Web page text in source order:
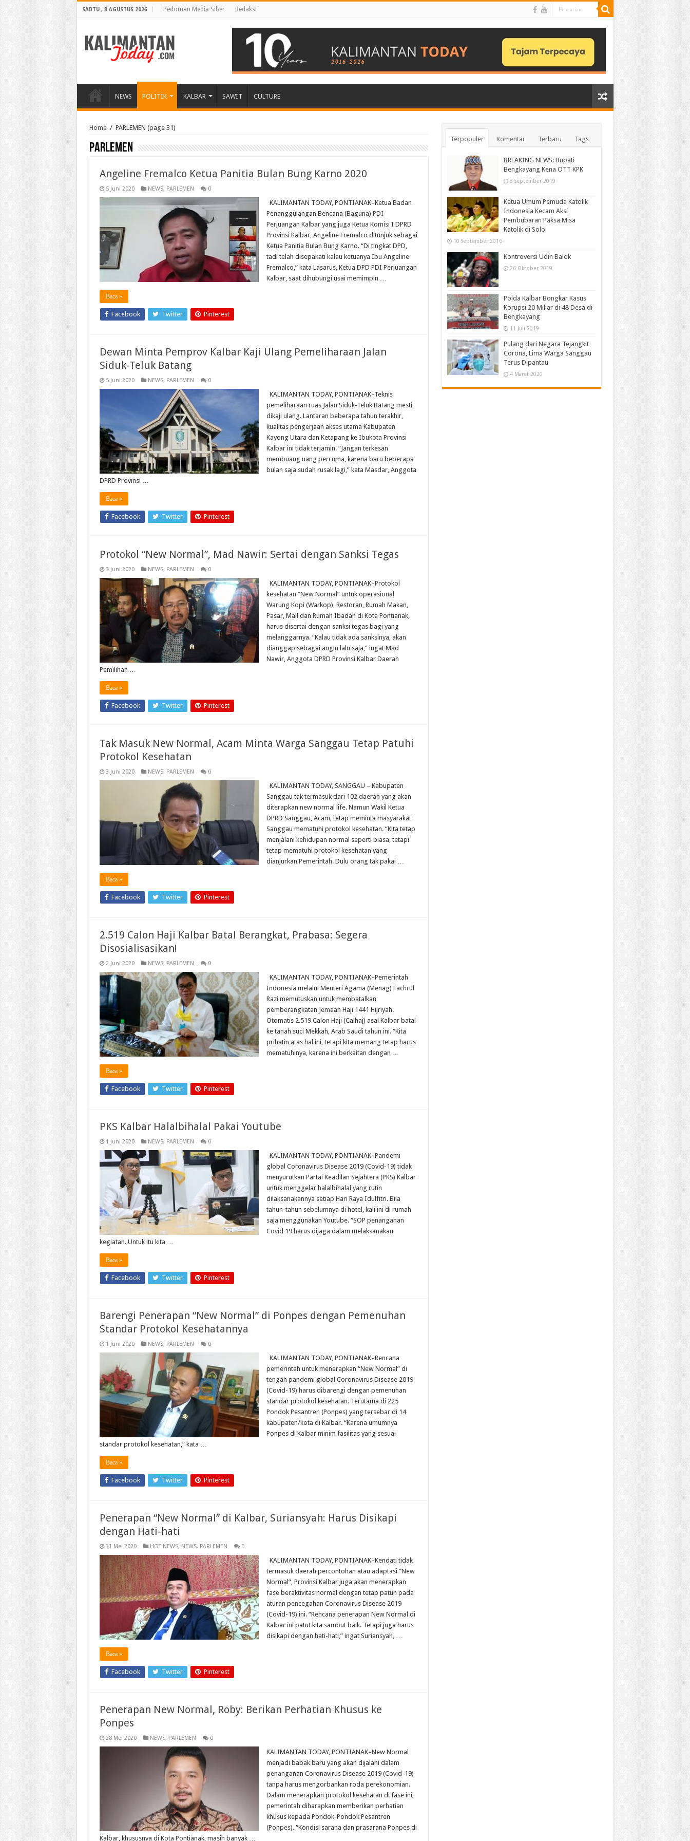
SABTU , 8 AGUSTUS 2026 Pedoman Media Siber Redaksi
NEWS POLITIK KALBAR SAWIT CULTURE
Home / PARLEMEN (page 31)
PARLEMEN
Angeline Fremalco Ketua Panitia Bulan Bung Karno 2020
5 Juni 2020 NEWS, PARLEMEN 0
KALIMANTAN TODAY, PONTIANAK–Ketua Badan
Penanggulangan Bencana (Baguna) PDI
Perjuangan Kalbar yang juga Ketua Komisi I DPRD
Provinsi Kalbar, Angeline Fremalco ditunjuk sebagai
Ketua Panitia Bulan Bung Karno. “Di tingkat DPD,
tadi telah disepakati kalau ketuanya Ibu Angeline
Fremalco,” kata Lasarus, Ketua DPD PDI Perjuangan
Kalbar, saat dihubungi usai memimpin …
Baca »
Facebook Twitter Pinterest
Dewan Minta Pemprov Kalbar Kaji Ulang Pemeliharaan Jalan
Siduk-Teluk Batang
5 Juni 2020 NEWS, PARLEMEN 0
KALIMANTAN TODAY, PONTIANAK–Teknis
pemeliharaan ruas Jalan Siduk-Teluk Batang mesti
dikaji ulang. Lantaran beberapa tahun terakhir,
kualitas pengerjaan akses utama Kabupaten
Kayong Utara dan Ketapang ke Ibukota Provinsi
Kalbar ini tidak terjamin. “Jangan terkesan
membuang uang percuma, karena baru beberapa
bulan saja sudah rusak lagi,” kata Masdar, Anggota
DPRD Provinsi …
Baca »
Facebook Twitter Pinterest
Protokol “New Normal”, Mad Nawir: Sertai dengan Sanksi Tegas
3 Juni 2020 NEWS, PARLEMEN 0
KALIMANTAN TODAY, PONTIANAK–Protokol
kesehatan “New Normal” untuk operasional
Warung Kopi (Warkop), Restoran, Rumah Makan,
Pasar, Mall dan Rumah Ibadah di Kota Pontianak,
harus disertai dengan sanksi tegas bagi yang
melanggarnya. “Kalau tidak ada sanksinya, akan
dianggap sebagai angin lalu saja,” ingat Mad
Nawir, Anggota DPRD Provinsi Kalbar Daerah
Pemilihan …
Baca »
Facebook Twitter Pinterest
Tak Masuk New Normal, Acam Minta Warga Sanggau Tetap Patuhi
Protokol Kesehatan
3 Juni 2020 NEWS, PARLEMEN 0
KALIMANTAN TODAY, SANGGAU – Kabupaten
Sanggau tak termasuk dari 102 daerah yang akan
diterapkan new normal life. Namun Wakil Ketua
DPRD Sanggau, Acam, tetap meminta masyarakat
Sanggau mematuhi protokol kesehatan. “Kita tetap
menjalani kehidupan normal seperti biasa, tetapi
tetap mematuhi protokol kesehatan yang
dianjurkan Pemerintah. Dulu orang tak pakai …
Baca »
Facebook Twitter Pinterest
2.519 Calon Haji Kalbar Batal Berangkat, Prabasa: Segera
Disosialisasikan!
2 Juni 2020 NEWS, PARLEMEN 0
KALIMANTAN TODAY, PONTIANAK–Pemerintah
Indonesia melalui Menteri Agama (Menag) Fachrul
Razi memutuskan untuk membatalkan
pemberangkatan Jemaah Haji 1441 Hijriyah.
Otomatis 2.519 Calon Haji (Calhaj) asal Kalbar batal
ke tanah suci Mekkah, Arab Saudi tahun ini. “Kita
prihatin atas hal ini, tetapi kita memang tetap harus
mematuhinya, karena ini berkaitan dengan …
Baca »
Facebook Twitter Pinterest
PKS Kalbar Halalbihalal Pakai Youtube
1 Juni 2020 NEWS, PARLEMEN 0
KALIMANTAN TODAY, PONTIANAK–Pandemi
global Coronavirus Disease 2019 (Covid-19) tidak
menyurutkan Partai Keadilan Sejahtera (PKS) Kalbar
untuk menggelar halalbihalal yang rutin
dilaksanakannya setiap Hari Raya Idulfitri. Bila
tahun-tahun sebelumnya di hotel, kali ini di rumah
saja menggunakan Youtube. “SOP penanganan
Covid 19 harus dijaga dalam melaksanakan
kegiatan. Untuk itu kita …
Baca »
Facebook Twitter Pinterest
Barengi Penerapan “New Normal” di Ponpes dengan Pemenuhan
Standar Protokol Kesehatannya
1 Juni 2020 NEWS, PARLEMEN 0
KALIMANTAN TODAY, PONTIANAK–Rencana
pemerintah untuk menerapkan “New Normal” di
tengah pandemi global Coronavirus Disease 2019
(Covid-19) harus dibarengi dengan pemenuhan
standar protokol kesehatan. Terutama di 225
Pondok Pesantren (Ponpes) yang tersebar di 14
kabupaten/kota di Kalbar. “Karena umumnya
Ponpes di Kalbar minim fasilitas yang sesuai
standar protokol kesehatan,” kata …
Baca »
Facebook Twitter Pinterest
Penerapan “New Normal” di Kalbar, Suriansyah: Harus Disikapi
dengan Hati-hati
31 Mei 2020 HOT NEWS, NEWS, PARLEMEN 0
KALIMANTAN TODAY, PONTIANAK–Kendati tidak
termasuk daerah percontohan atau adaptasi “New
Normal”, Provinsi Kalbar juga akan menerapkan
fase beraktivitas normal dengan tetap patuh pada
aturan pencegahan Coronavirus Disease 2019
(Covid-19) ini. “Rencana penerapan New Normal di
Kalbar ini patut kita sambut baik. Tetapi juga harus
disikapi dengan hati-hati,” ingat Suriansyah, …
Baca »
Facebook Twitter Pinterest
Penerapan New Normal, Roby: Berikan Perhatian Khusus ke
Ponpes
28 Mei 2020 NEWS, PARLEMEN 0
KALIMANTAN TODAY, PONTIANAK–New Normal
menjadi babak baru yang akan dijalani dalam
penanganan Coronavirus Disease 2019 (Covid-19)
tanpa harus mengorbankan roda perekonomian.
Dalam menerapkan protokol kesehatan di fase ini,
pemerintah diharapkan memberikan perhatian
khusus kepada Pondok-Pondok Pesantren
(Ponpes). “Kondisi sarana dan prasarana Ponpes di
Kalbar, khususnya di Kota Pontianak, masih banyak …
Terpopuler Komentar Terbaru Tags
BREAKING NEWS: Bupati
Bengkayang Kena OTT KPK
3 September 2019
Ketua Umum Pemuda Katolik
Indonesia Kecam Aksi
Pembubaran Paksa Misa
Katolik di Solo
10 September 2016
Kontroversi Udin Balok
26 Oktober 2019
Polda Kalbar Bongkar Kasus
Korupsi 20 Miliar di 48 Desa di
Bengkayang
11 Juli 2019
Pulang dari Negara Tejangkit
Corona, Lima Warga Sanggau
Terus Dipantau
4 Maret 2020